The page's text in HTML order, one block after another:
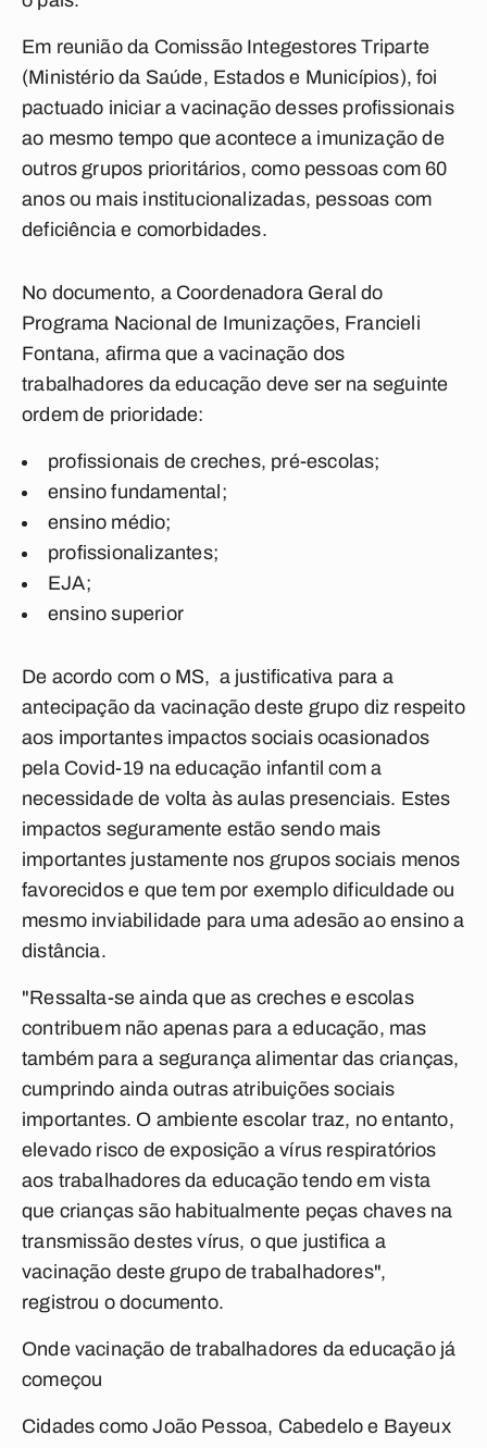
Em reunião da Comissão Integestores Triparte
(Ministério da Saúde, Estados e Municípios), foi
pactuado iniciar a vacinação desses profissionais
ao mesmo tempo que acontece a imunização de
outros grupos prioritários, como pessoas com 60
anos ou mais institucionalizadas, pessoas com
deficiência e comorbidades.
No documento, a Coordenadora Geral do
Programa Nacional de Imunizações, Francieli
Fontana, afirma que a vacinação dos
trabalhadores da educação deve ser na seguinte
ordem de prioridade:
profissionais de creches, pré-escolas;
ensino fundamental;
ensino médio;
profissionalizantes;
EJA;
ensino superior
De acordo com o MS, a justificativa para a
antecipação da vacinação deste grupo diz respeito
aos importantes impactos sociais ocasionados
pela Covid-19 na educação infantil com a
necessidade de volta às aulas presenciais. Estes
impactos seguramente estão sendo mais
importantes justamente nos grupos sociais menos
favorecidos e que tem por exemplo dificuldade ou
mesmo inviabilidade para uma adesão ao ensino a
distância.
"Ressalta-se ainda que as creches e escolas
contribuem não apenas para a educação, mas
também para a segurança alimentar das crianças,
cumprindo ainda outras atribuições sociais
importantes. O ambiente escolar traz, no entanto,
elevado risco de exposição a vírus respiratórios
aos trabalhadores da educação tendo em vista
que crianças são habitualmente peças chaves na
transmissão destes vírus, o que justifica a
vacinação deste grupo de trabalhadores",
registrou o documento.
Onde vacinação de trabalhadores da educação já
começou
Cidades como João Pessoa, Cabedelo e Bayeux